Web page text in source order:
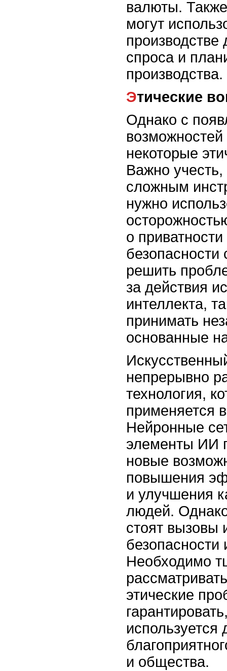
валюты.
могут
производстве
спроса и
производства.
Этические
Однако с
некоторые
Важно
сложным
нужно
о
решить
за действия
интеллекта,
принимать
основанные
непрерывно
технология,
применяется
Нейронные
элементы ИИ
новые
повышения
и улучшения
людей.
стоят вызовы
Необходимо
этические
используется
и общества.